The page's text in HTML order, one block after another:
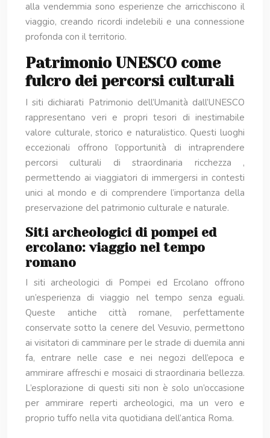
alla vendemmia sono esperienze che arricchiscono il
viaggio, creando ricordi indelebili e una connessione
profonda con il territorio.
Patrimonio UNESCO come
fulcro dei percorsi culturali
I siti dichiarati Patrimonio dell’Umanità dall’UNESCO
rappresentano veri e propri tesori di inestimabile
valore culturale, storico e naturalistico. Questi luoghi
eccezionali offrono l’opportunità di intraprendere
percorsi culturali di straordinaria ricchezza ,
permettendo ai viaggiatori di immergersi in contesti
unici al mondo e di comprendere l’importanza della
preservazione del patrimonio culturale e naturale.
Siti archeologici di pompei ed
ercolano: viaggio nel tempo
romano
I siti archeologici di Pompei ed Ercolano offrono
un’esperienza di viaggio nel tempo senza eguali.
Queste antiche città romane, perfettamente
conservate sotto la cenere del Vesuvio, permettono
ai visitatori di camminare per le strade di duemila anni
fa, entrare nelle case e nei negozi dell’epoca e
ammirare affreschi e mosaici di straordinaria bellezza.
L’esplorazione di questi siti non è solo un’occasione
per ammirare reperti archeologici, ma un vero e
proprio tuffo nella vita quotidiana dell’antica Roma.